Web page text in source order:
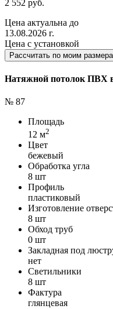
2 552 руб.
Цена актуальна до
13.08.2026 г.
Цена с установкой
Рассчитать по моим
Натяжной потолок ПВХ
№ 87
Площадь
12 м2
Цвет
бежевый
Обработка угла
8 шт
Профиль
пластиковый
Изготовление
8 шт
Обход труб
0 шт
Закладная под
нет
Светильники
8 шт
Фактура
глянцевая